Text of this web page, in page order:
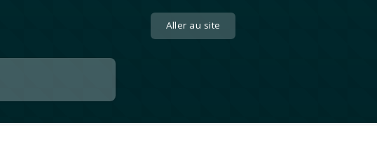
Aller au site